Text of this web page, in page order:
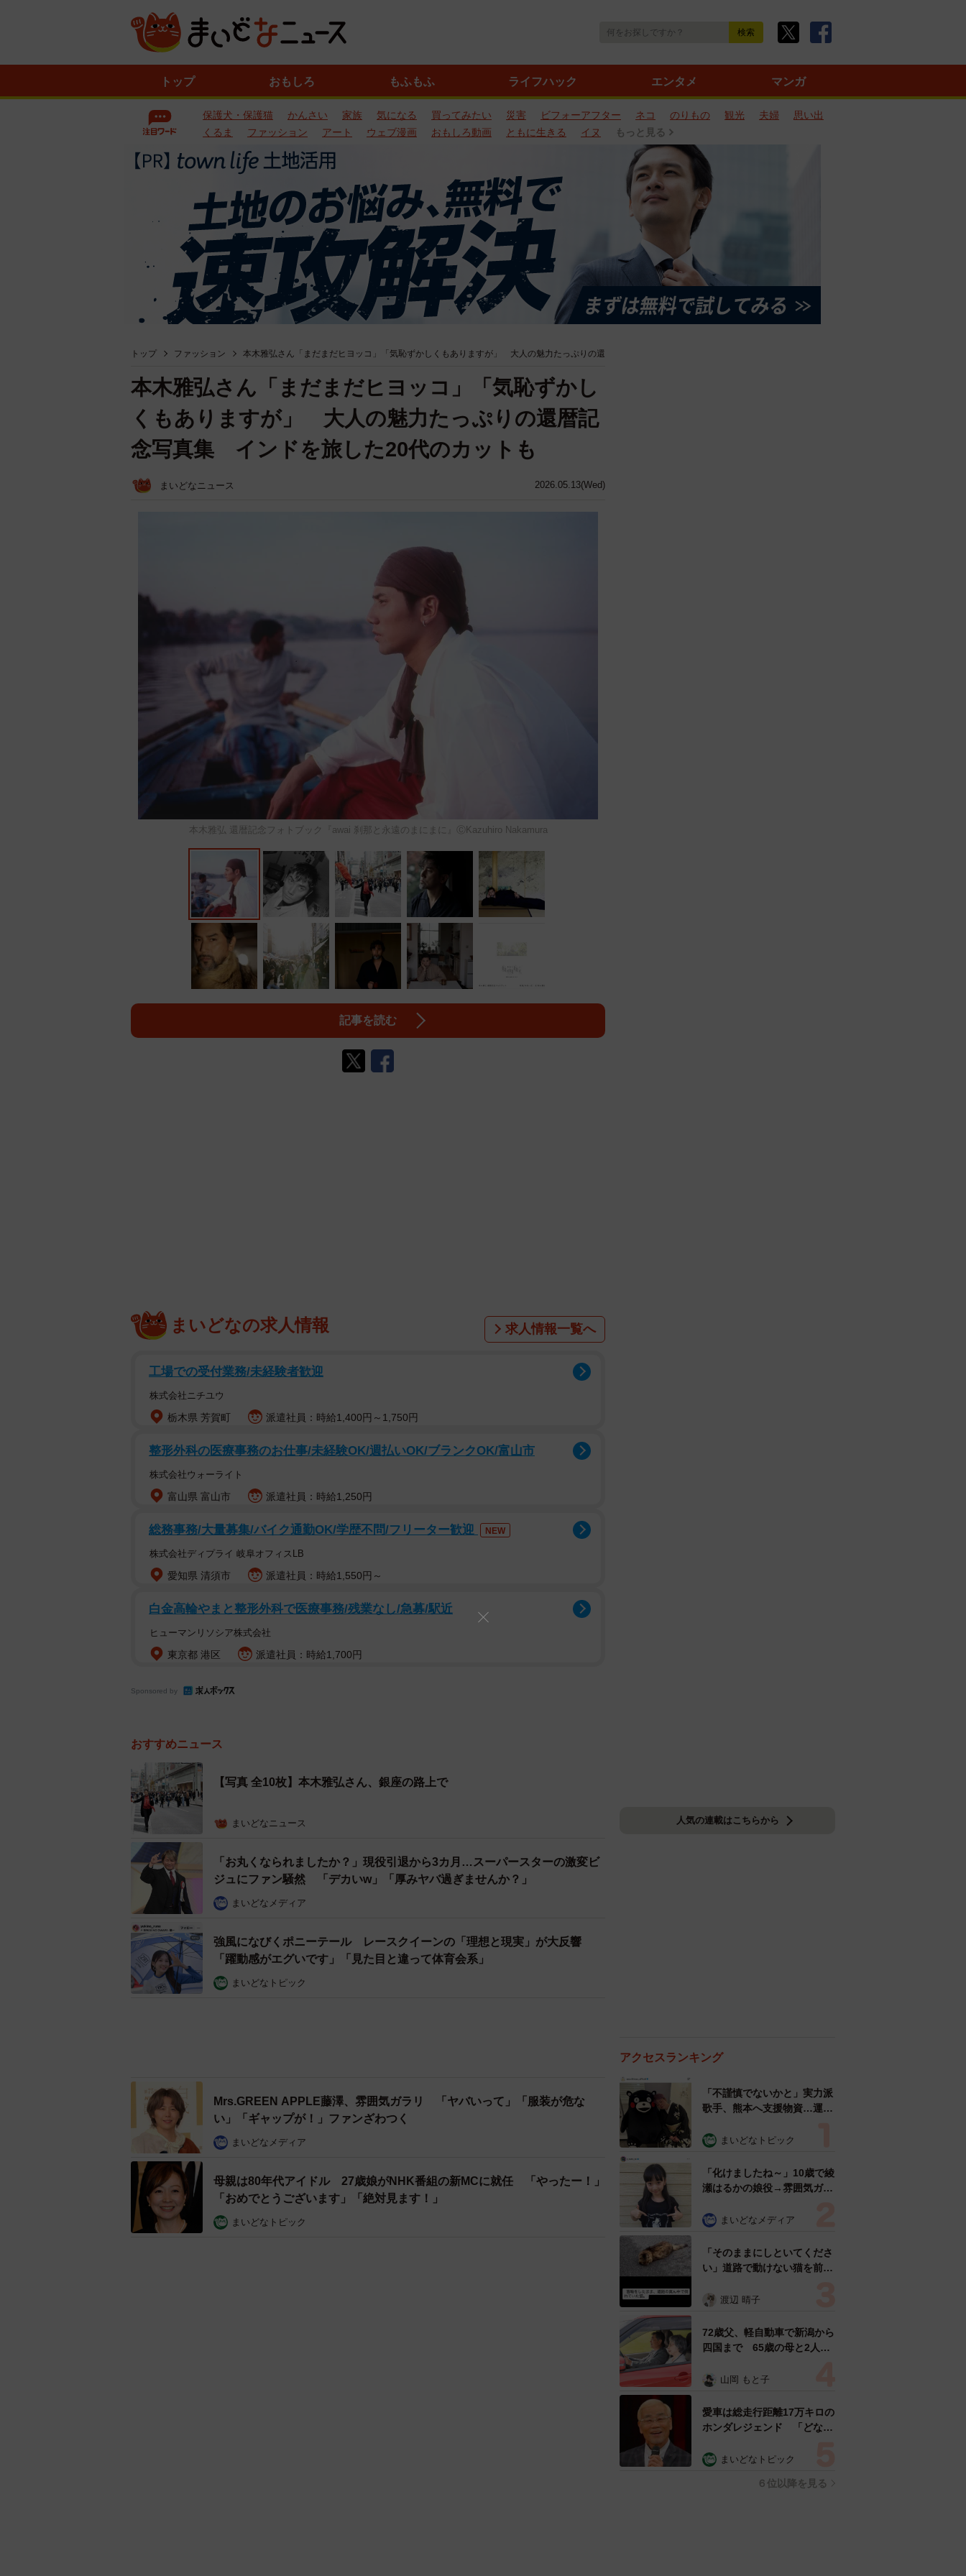
トップ おもしろ もふもふ ライフハック エンタメ マンガ
保護犬・保護猫 かんさい 家族 気になる 買ってみたい 災害 ビフォーアフター ネコ のりもの 観光 夫婦
思い出
くるま
ファッション アート ウェブ漫画 おもしろ動画 ともに生きる イヌ もっと見る
トップ ファッション 本木雅弘さん「まだまだヒヨッコ」「気恥ずかしくもありますが」 大人の魅力たっぷりの還
2026.05.13(Wed)
本木雅弘さん「まだまだヒヨッコ」「気恥ずかし
くもありますが」 大人の魅力たっぷりの還暦記
念写真集 インドを旅した20代のカットも
まいどなニュース
本木雅弘 還暦記念フォトブック『awai 刹那と永遠のまにまに』ⒸKazuhiro Nakamura
記事を読む
まいどなの求人情報 求人情報一覧へ
工場での受付業務/未経験者歓迎
株式会社ニチユウ
栃木県 芳賀町 派遣社員：時給1,400円～1,750円
整形外科の医療事務のお仕事/未経験OK/週払いOK/ブランクOK/富山市
株式会社ウォーライト
富山県 富山市 派遣社員：時給1,250円
総務事務/大量募集/バイク通勤OK/学歴不問/フリーター歓迎 NEW
株式会社ディプライ 岐阜オフィスLB
愛知県 清須市 派遣社員：時給1,550円～
白金高輪やまと整形外科で医療事務/残業なし/急募/駅近
ヒューマンリソシア株式会社
東京都 港区 派遣社員：時給1,700円
Sponsored by
おすすめニュース
【写真 全10枚】本木雅弘さん、銀座の路上で
まいどなニュース
「お丸くなられましたか？」現役引退から3カ月…スーパースターの激変ビ
ジュにファン騒然 「デカいw」「厚みヤバ過ぎませんか？」
まいどなメディア
強風になびくポニーテール レースクイーンの「理想と現実」が大反響
「躍動感がエグいです」「見た目と違って体育会系」
まいどなトピック
母親は80年代アイドル 27歳娘がNHK番組の新MCに就任 「やったー！」
「おめでとうございます」「絶対見ます！」
まいどなトピック
人気の連載はこちらから